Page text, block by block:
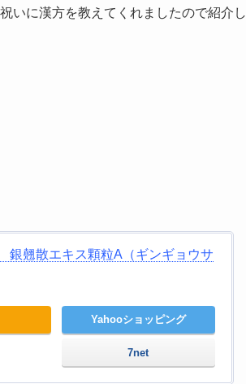
いに漢方を教えてくれましたので紹介し
翹散エキス顆粒A（ギンギョウサ
Yahooショッピング
7net